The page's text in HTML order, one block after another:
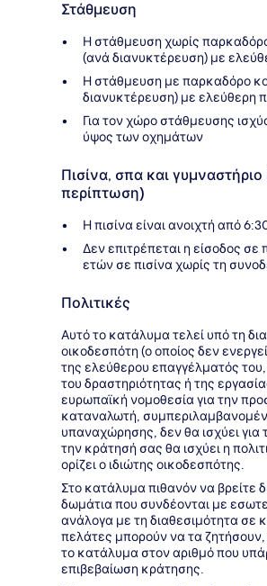
Στάθμευση
Η στάθμευση χωρίς παρκαδόρο
(ανά διανυκτέρευση) με
Η στάθμευση με παρκαδόρο
διανυκτέρευση) με ελεύθερη
Για τον χώρο στάθμευσης
ύψος των οχημάτων
Πισίνα, σπα και
περίπτωση)
Η πισίνα είναι ανοιχτή από
Δεν επιτρέπεται η είσοδος σε
ετών σε πισίνα χωρίς τη
Πολιτικές
Αυτό το κατάλυμα τελεί υπό τη
οικοδεσπότη (ο οποίος δεν
της ελεύθερου επαγγέλματός του,
του δραστηριότητας ή της
ευρωπαϊκή νομοθεσία για την
καταναλωτή,
υπαναχώρησης, δεν θα ισχύει για
την κράτησή σας θα ισχύει η
ορίζει ο ιδιώτης οικοδεσπότης.
Στο κατάλυμα πιθανόν να βρείτε
δωμάτια που συνδέονται με
ανάλογα με τη διαθεσιμότητα σε
πελάτες μπορούν να τα
το κατάλυμα στον αριθμό που
επιβεβαίωση κράτησης.